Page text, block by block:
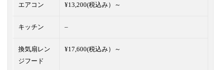
エアコン ¥13,200(税込み）～
キッチン –
換気扇レン
ジフード
¥17,600(税込み）～